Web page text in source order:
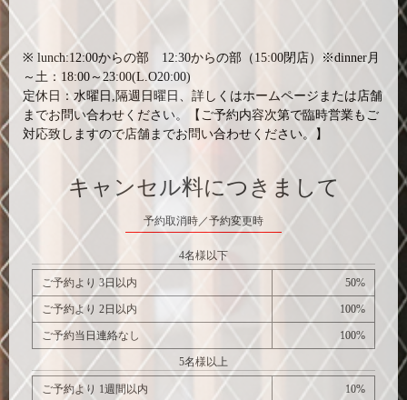
※ lunch:12:00からの部 12:30からの部（15:00閉店）※dinner月
～土：18:00～23:00(L.O20:00)
定休日：水曜日,隔週日曜日、詳しくはホームページまたは店舗
までお問い合わせください。【ご予約内容次第で臨時営業もご
対応致しますので店舗までお問い合わせください。】
キャンセル料につきまして
予約取消時／予約変更時
4名様以下
ご予約より 3日以内 50%
ご予約より 2日以内 100%
ご予約当日連絡なし 100%
5名様以上
ご予約より 1週間以内 10%